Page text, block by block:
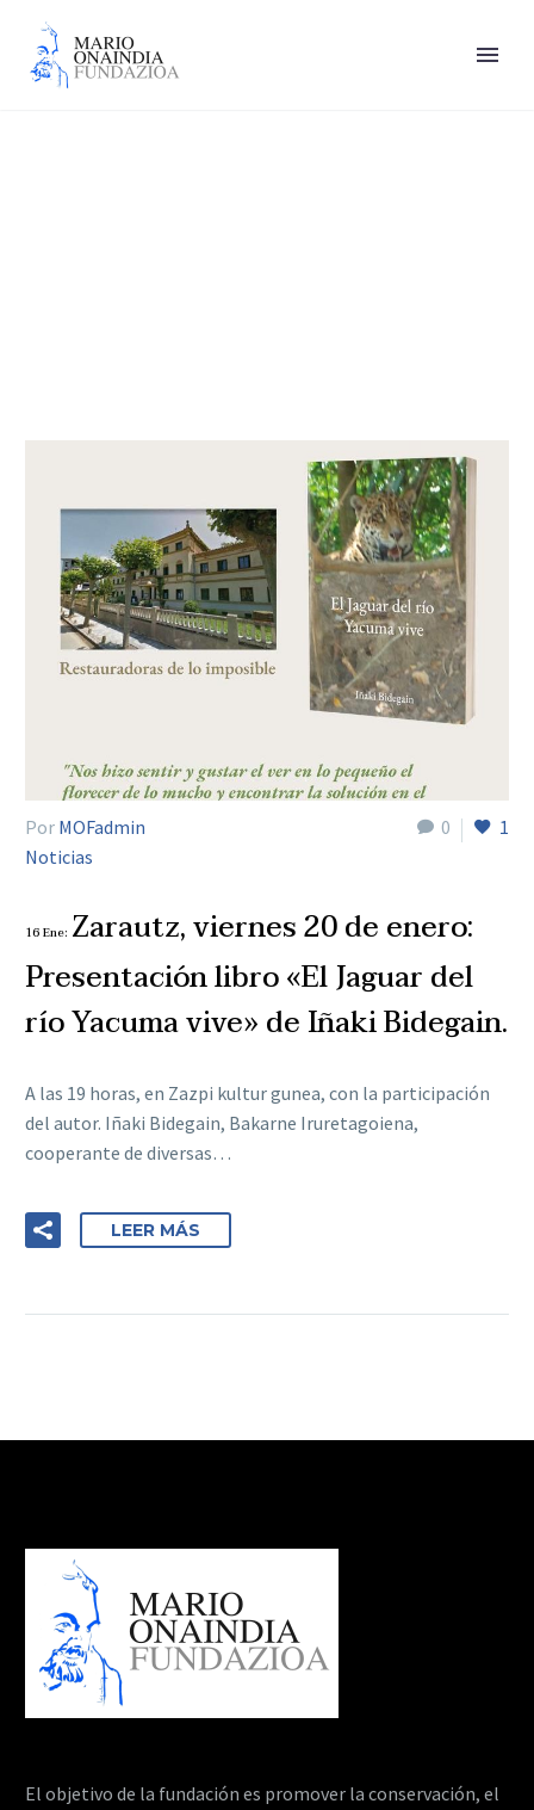
0 1
Por MOFadmin
Noticias
16 Ene: Zarautz, viernes 20 de enero:
Presentación libro «El Jaguar del
río Yacuma vive» de Iñaki Bidegain.
A las 19 horas, en Zazpi kultur gunea, con la participación
del autor. Iñaki Bidegain, Bakarne Iruretagoiena,
cooperante de diversas…
LEER MÁS
El objetivo de la fundación es promover la conservación, el